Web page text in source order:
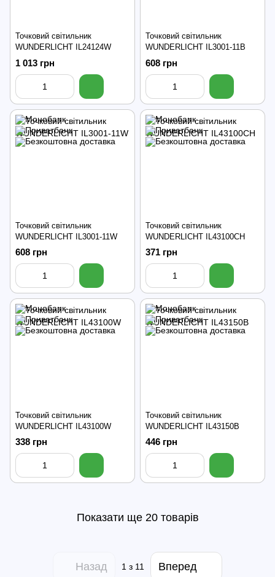
Точковий світильник
WUNDERLICHT IL24124W
1 013 грн
Точковий світильник
WUNDERLICHT IL3001-11B
608 грн
Точковий світильник
WUNDERLICHT IL3001-11W
608 грн
Точковий світильник
WUNDERLICHT IL43100CH
371 грн
Точковий світильник
WUNDERLICHT IL43100W
338 грн
Точковий світильник
WUNDERLICHT IL43150B
446 грн
Показати ще 20 товарів
Назад 1 з 11 Вперед